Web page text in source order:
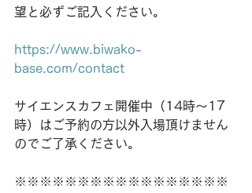
望と必ずご記入ください。
https://www.biwako-
base.com/contact
サイエンスカフェ開催中（14時〜17
時）はご予約の方以外入場頂けません
のでご了承ください。
※※※※※※※※※※※※※※※※※